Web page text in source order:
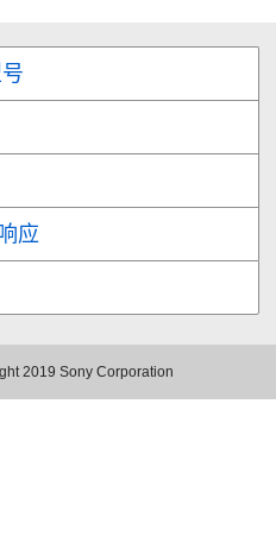
应
2019 Sony Corporation